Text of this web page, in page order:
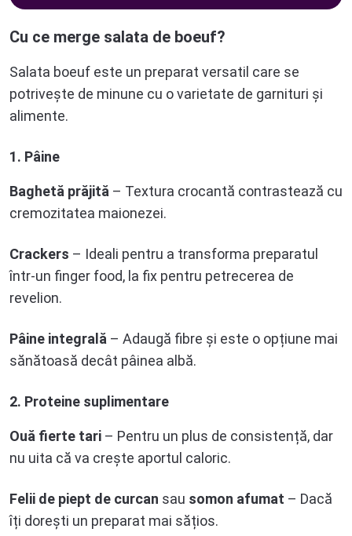
Cu ce merge salata de boeuf?
Salata boeuf este un preparat versatil care se
potrivește de minune cu o varietate de garnituri și
alimente.
1. Pâine
Baghetă prăjită – Textura crocantă contrastează cu
cremozitatea maionezei.
Crackers – Ideali pentru a transforma preparatul
într-un finger food, la fix pentru petrecerea de
revelion.
Pâine integrală – Adaugă fibre și este o opțiune mai
sănătoasă decât pâinea albă.
2. Proteine suplimentare
Ouă fierte tari – Pentru un plus de consistență, dar
nu uita că va crește aportul caloric.
Felii de piept de curcan sau somon afumat – Dacă
îți dorești un preparat mai sățios.